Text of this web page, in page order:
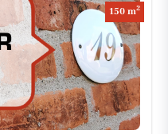
150 m2